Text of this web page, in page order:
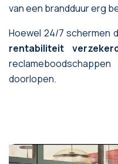
van een brandduur erg
Hoewel 24/7 schermen
rentabiliteit
doorlopen.